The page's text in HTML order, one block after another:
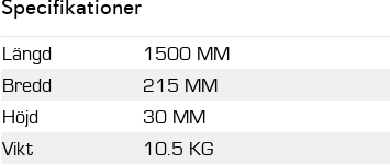
1990
mm,
raka
mängd
Specifikationer
Längd
1500 MM
Bredd
215 MM
Höjd
30 MM
Vikt
10.5 KG